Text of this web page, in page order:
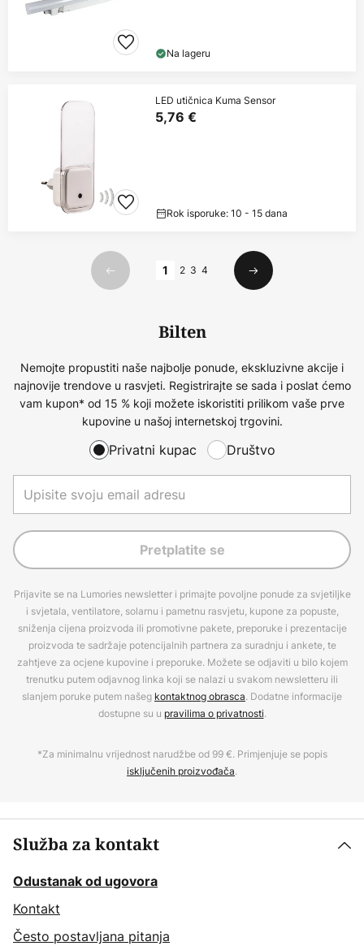
Na lageru
LED utičnica Kuma Sensor
5,76 €
Rok isporuke: 10 - 15 dana
Prethodno
1 2 3 4
Sljedeći
Bilten
Nemojte propustiti naše najbolje ponude, ekskluzivne akcije i
najnovije trendove u rasvjeti. Registrirajte se sada i poslat ćemo
vam kupon* od 15 % koji možete iskoristiti prilikom vaše prve
kupovine u našoj internetskoj trgovini.
Privatni kupac Društvo
Pretplatite se
Prijavite se na Lumories newsletter i primajte povoljne ponude za svjetiljke
i svjetala, ventilatore, solarnu i pametnu rasvjetu, kupone za popuste,
sniženja cijena proizvoda ili promotivne pakete, preporuke i prezentacije
proizvoda te sadržaje potencijalnih partnera za suradnju i ankete, te
zahtjeve za ocjene kupovine i preporuke. Možete se odjaviti u bilo kojem
trenutku putem odjavnog linka koji se nalazi u svakom newsletteru ili
slanjem poruke putem našeg kontaktnog obrasca. Dodatne informacije
dostupne su u pravilima o privatnosti.
*Za minimalnu vrijednost narudžbe od 99 €. Primjenjuje se popis
isključenih proizvođača.
Služba za kontakt
Odustanak od ugovora
Kontakt
Često postavljana pitanja